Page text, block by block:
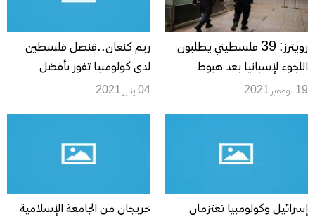
رويترز: 39 فلسطيني يطلبون
اللجوء لإسبانيا بعد هبوط
طائرتهم في برشلونة
19 نوفمبر 2021
ريم كنعان..قنصل فلسطين
لدى كولومبيا تفوز بأفضل
دبلوماسي أجنبي للعام 2020
04 يناير 2021
إسرائيل وكولومبيا تعتزمان خريجان من الجامعة الإسلامية